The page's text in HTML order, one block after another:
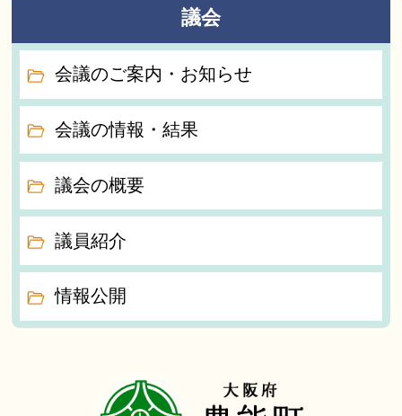
議会
会議のご案内・お知らせ
会議の情報・結果
議会の概要
議員紹介
情報公開